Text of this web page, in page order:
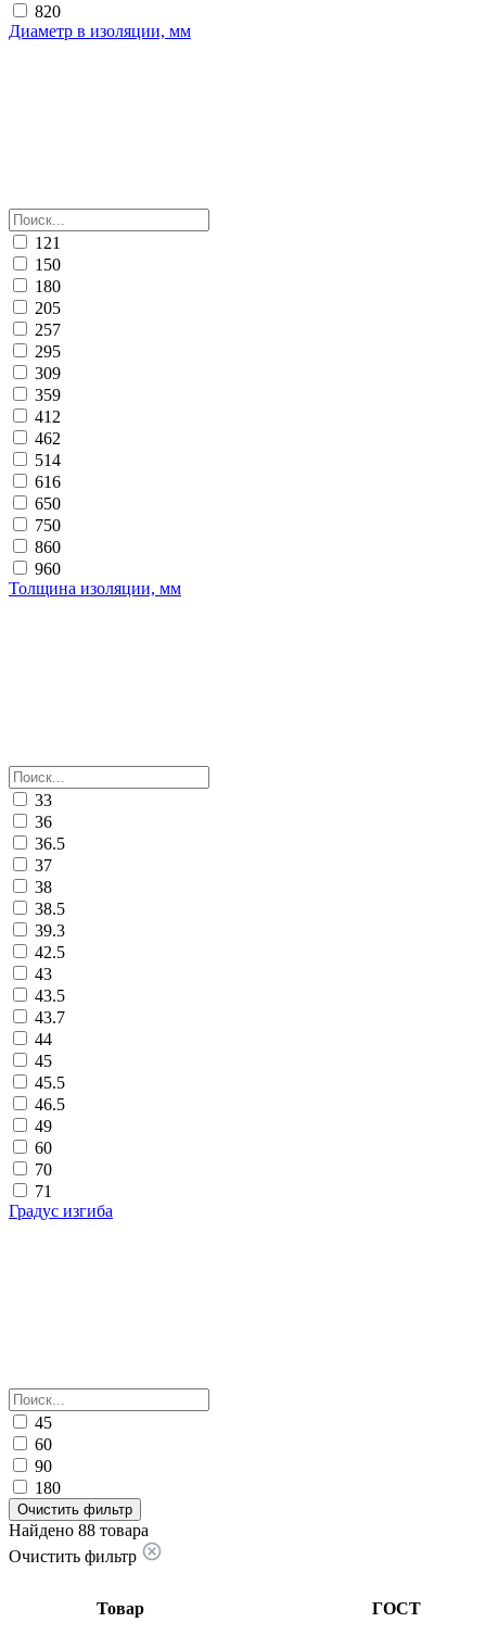
820
Диаметр в изоляции, мм
121
150
180
205
257
295
309
359
412
462
514
616
650
750
860
960
Толщина изоляции, мм
33
36
36.5
37
38
38.5
39.3
42.5
43
43.5
43.7
44
45
45.5
46.5
49
60
70
71
Градус изгиба
45
60
90
180
Очистить фильтр
Найдено 88 товара
Очистить фильтр
Товар ГОСТ